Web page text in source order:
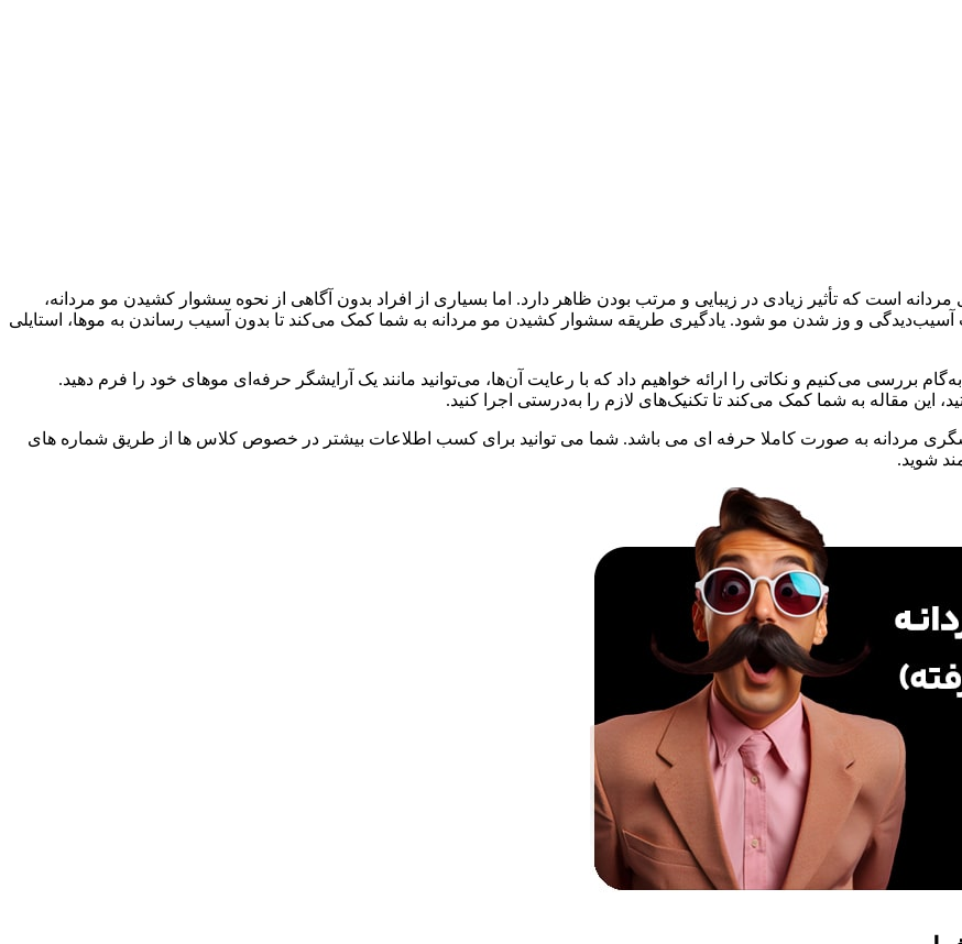
است که تأثیر زیادی در زیبایی و مرتب بودن ظاهر دارد. اما بسیاری از افراد بدون آگاهی از نحوه سشوار کشیدن مو مردانه،
آسیب‌دیدگی و وز شدن مو شود. یادگیری طریقه سشوار کشیدن مو مردانه به شما کمک می‌کند تا بدون آسیب رساندن به موها، استایلی
بررسی می‌کنیم و نکاتی را ارائه خواهیم داد که با رعایت آن‌ها، می‌توانید مانند یک آرایشگر حرفه‌ای موهای خود را فرم دهید.
مقاله به شما کمک می‌کند تا تکنیک‌های لازم را به‌درستی اجرا کنید.
مردانه به صورت کاملا حرفه ای می باشد. شما می توانید برای کسب اطلاعات بیشتر در خصوص کلاس ها از طریق شماره های
شوید.